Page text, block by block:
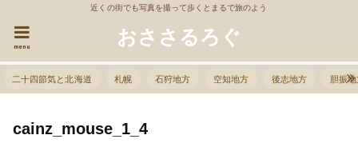
近くの街でも写真を撮って歩くとまるで旅のよう
おささるろぐ
menu
二十四節気と北海道 札幌 石狩地方 空知地方 後志地方 胆振
cainz_mouse_1_4